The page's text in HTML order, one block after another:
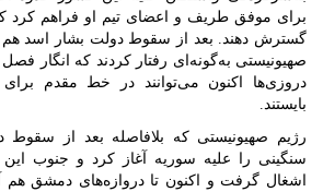
برای موفق طریف و اعضای تیم او فراهم کرد
گسترش دهند. بعد از سقوط دولت بشار اسد
صهیونیستی به‌گونه‌ای رفتار کردند که انگار
دروزی‌ها اکنون می‌توانند در خط مقدم
بایستند.
رژیم صهیونیستی که بلافاصله بعد از
سنگینی را علیه سوریه آغاز کرد و جنوب
اشغال گرفت و اکنون تا دروازه‌های دمشق